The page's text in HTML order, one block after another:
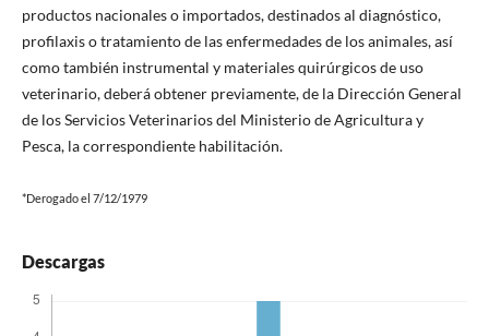
productos nacionales o importados, destinados al diagnóstico,
profilaxis o tratamiento de las enfermedades de los animales, así
como también instrumental y materiales quirúrgicos de uso
veterinario, deberá obtener previamente, de la Dirección General
de los Servicios Veterinarios del Ministerio de Agricultura y
Pesca, la correspondiente habilitación.
*Derogado el 7/12/1979
Descargas